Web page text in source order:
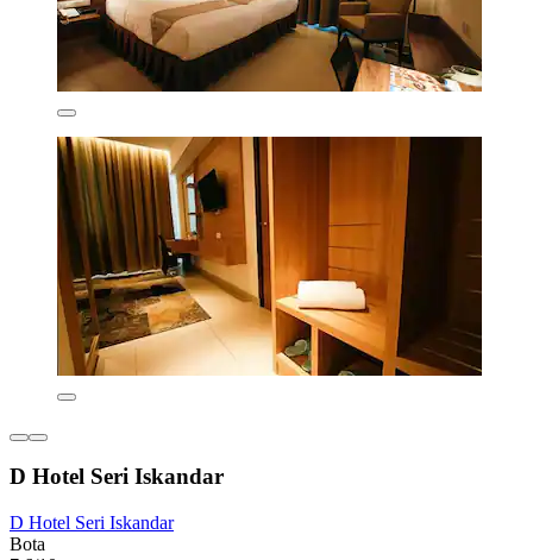
D Hotel Seri Iskandar
D Hotel Seri Iskandar
Bota